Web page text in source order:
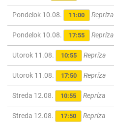
Pondelok 10.08. 11:00 Repríza
Pondelok 10.08. 17:55 Repríza
Utorok 11.08. 10:55 Repríza
Utorok 11.08. 17:50 Repríza
Streda 12.08. 10:55 Repríza
Streda 12.08. 17:50 Repríza